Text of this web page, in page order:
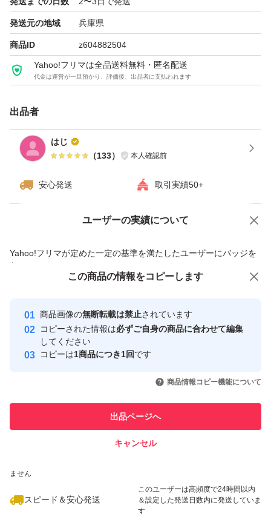
発送元の地域 兵庫県
商品ID z604882504
Yahoo!フリマは全品送料無料・匿名配送
代金は運営が一旦預かり、評価後、出品者に支払われます
出品者
はじ
（133） 本人確認前
安心発送 取引実績50+
ユーザーの実績について
Yahoo!フリマが定めた一定の基準を満たしたユーザーにバッジを
付与しています
安心取引出品者
心・安全なユーザーです
取引実績
引を完了させた実績があります
での取引実績があります
ません
スピード＆安心発送
このユーザーは高頻度で24時間以内
＆設定した発送日数内に発送していま
す
価格の相談 商品への質問
この商品の情報をコピーします
商品画像の無断転載は禁止されています
コピーされた情報は必ずご自身の商品に合わせて編集
してください
コピーは1商品につき1回です
商品情報コピー機能について
出品ページへ
キャンセル
この商品をみている人にオススメ